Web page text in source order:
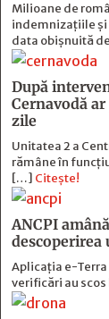
Milioane de
indemnizațiile și
data obișnuită
După
Cernavodă
zile
Unitatea 2 a
rămâne în
[…] Citește!
ANCPI
descoperirea
Aplicația e-Terra
verificări au